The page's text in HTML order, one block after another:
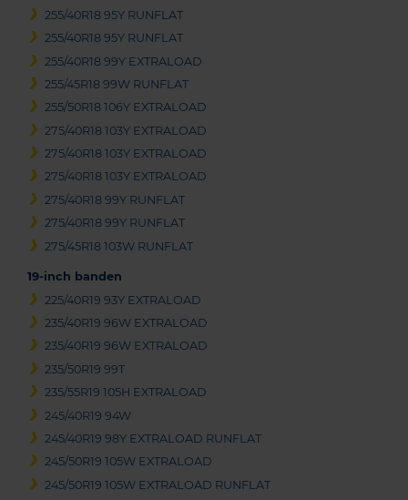
255/40R18 95Y RUNFLAT
255/40R18 95Y RUNFLAT
255/40R18 99Y EXTRALOAD
255/45R18 99W RUNFLAT
255/50R18 106Y EXTRALOAD
275/40R18 103Y EXTRALOAD
275/40R18 103Y EXTRALOAD
275/40R18 103Y EXTRALOAD
275/40R18 99Y RUNFLAT
275/40R18 99Y RUNFLAT
275/45R18 103W RUNFLAT
19-inch banden
225/40R19 93Y EXTRALOAD
235/40R19 96W EXTRALOAD
235/40R19 96W EXTRALOAD
235/50R19 99T
235/55R19 105H EXTRALOAD
245/40R19 94W
245/40R19 98Y EXTRALOAD RUNFLAT
245/50R19 105W EXTRALOAD
245/50R19 105W EXTRALOAD RUNFLAT